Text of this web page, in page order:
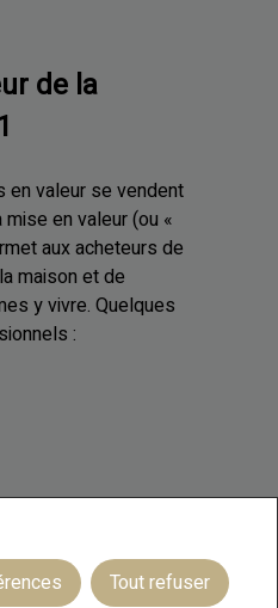
Tout refuser
de la
en valeur se vendent
en valeur (ou «
aux acheteurs de
maison et de
y vivre. Quelques
: